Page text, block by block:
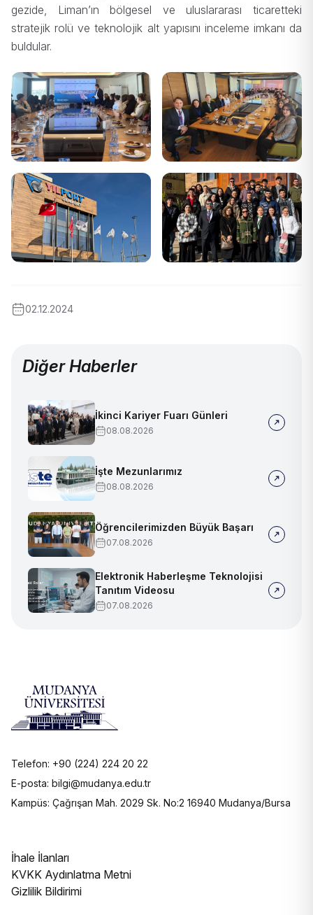
gezide, Liman’ın bölgesel ve uluslararası ticaretteki
stratejik rolü ve teknolojik alt yapısını inceleme imkanı da
buldular.
02.12.2024
Diğer Haberler
İkinci Kariyer Fuarı Günleri
08.08.2026
İşte Mezunlarımız
08.08.2026
Öğrencilerimizden Büyük Başarı
07.08.2026
Elektronik Haberleşme Teknolojisi
Tanıtım Videosu
07.08.2026
Telefon: +90 (224) 224 20 22
E-posta: bilgi@mudanya.edu.tr
Kampüs: Çağrışan Mah. 2029 Sk. No:2 16940 Mudanya/Bursa
İhale İlanları
KVKK Aydınlatma Metni
Gizlilik Bildirimi